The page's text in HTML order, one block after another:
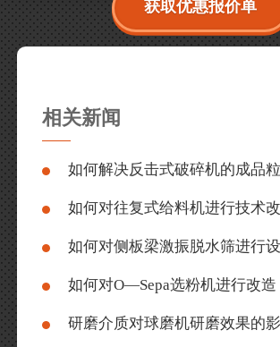
获取优惠报价单
相关新闻
如何解决反击式破碎机的成品
如何对往复式给料机进行技术
如何对侧板梁激振脱水筛进行
如何对O—Sepa选粉机进行改造
研磨介质对球磨机研磨效果的